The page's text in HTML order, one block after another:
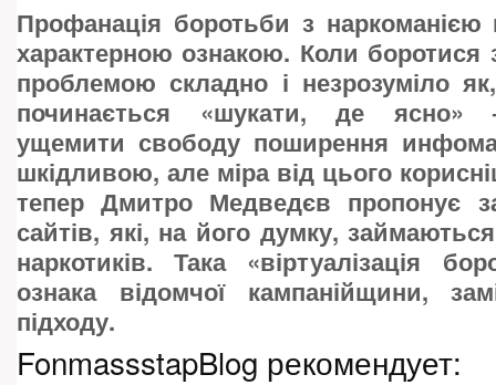
Профанація боротьби з
характерною ознакою. Коли боротися
проблемою складно і незрозуміло
починається «шукати, де ясно»
ущемити свободу поширення
шкідливою, але міра від цього
тепер Дмитро Медведєв пропонує
сайтів, які, на його думку,
наркотиків. Така «віртуалізація
ознака відомчої кампанійщини,
підходу.
FonmassstapBlog рекомендует: